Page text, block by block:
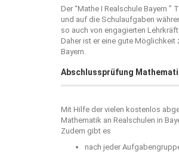
Der “Mathe I Realschule Bayern ”
und auf die Schulaufgaben
so auch von engagierten
Daher ist er eine gute Möglichkeit
Bayern.
Abschlussprüfung
Mit Hilfe der vielen kostenlos
Mathematik an Realschulen in
Zudem gibt es
nach jeder